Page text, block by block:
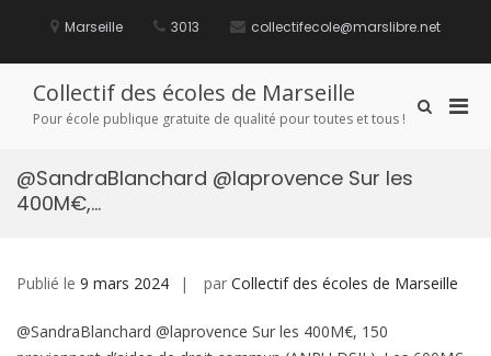
Marseille 3013 collectifecole@marslibre.net
Collectif des écoles de Marseille
Pour école publique gratuite de qualité pour toutes et tous !
Afficher
@SandraBlanchard @laprovence Sur les
400M€,…
Publié le 9 mars 2024 par Collectif des écoles de Marseille
@SandraBlanchard @laprovence Sur les 400M€, 150